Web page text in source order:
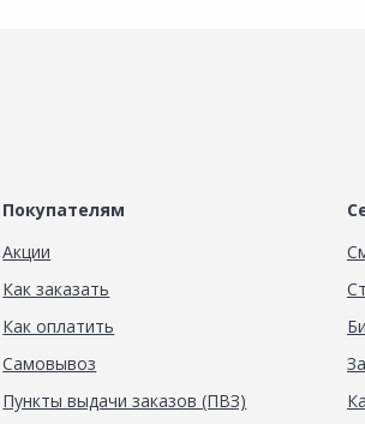
Покупателям
Акции
Как заказать
Как оплатить
Самовывоз
Пункты выдачи заказов (ПВЗ)